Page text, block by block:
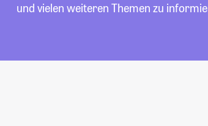
und vielen weiteren Themen zu